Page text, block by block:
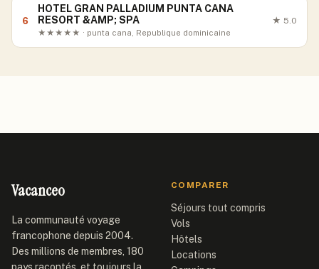
6
HOTEL GRAN PALLADIUM PUNTA CANA
RESORT &AMP; SPA
★★★★★ · punta cana, Republique dominicaine
★ 5.0
Vacanceo
La communauté voyage
francophone depuis 2004.
Des millions de membres, 180
COMPARER
Séjours tout compris
Vols
Hôtels
Locations